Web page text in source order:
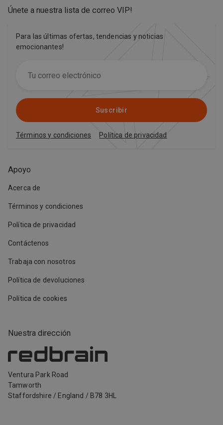
Nuestra dirección
Ventura Park Road
Tamworth
Staffordshire / England / B78 3HL
Apoyo
Acerca de
Términos y condiciones
Política de privacidad
Contáctenos
Trabaja con nosotros
Política de devoluciones
Política de cookies
Únete a nuestra lista de correo VIP!
Para las últimas ofertas, tendencias y noticias
emocionantes!
Suscribir
Términos y condiciones Política de privacidad